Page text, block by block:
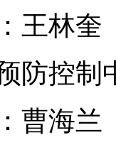
林奎
控制
曹海